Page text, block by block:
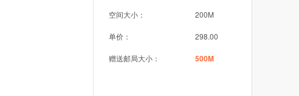
空间大小： 200M
单价： 298.00
赠送邮局大小： 500M